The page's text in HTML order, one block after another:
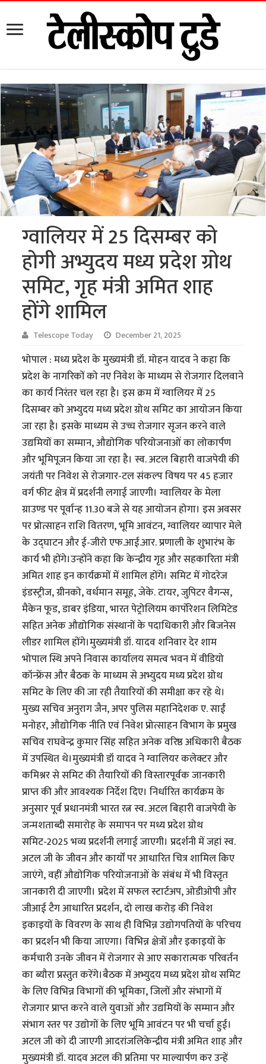
ग्वालियर में 25 दिसम्बर को
होगी अभ्युदय मध्य प्रदेश ग्रोथ
समिट, गृह मंत्री अमित शाह
होंगे शामिल
Telescope Today December 21, 2025
भोपाल : मध्य प्रदेश के मुख्यमंत्री डॉ. मोहन यादव ने कहा कि
प्रदेश के नागरिकों को नए निवेश के माध्यम से रोजगार दिलवाने
का कार्य निरंतर चल रहा है। इस क्रम में ग्वालियर में 25
दिसम्बर को अभ्युदय मध्य प्रदेश ग्रोथ समिट का आयोजन किया
जा रहा है। इसके माध्यम से उच्च रोजगार सृजन करने वाले
उद्यमियों का सम्मान, औद्योगिक परियोजनाओं का लोकार्पण
और भूमिपूजन किया जा रहा है। स्व. अटल बिहारी वाजपेयी की
जयंती पर निवेश से रोजगार-टल संकल्प विषय पर 45 हजार
वर्ग फीट क्षेत्र में प्रदर्शनी लगाई जाएगी। ग्वालियर के मेला
ग्राउण्ड पर पूर्वान्ह 11.30 बजे से यह आयोजन होगा। इस अवसर
पर प्रोत्साहन राशि वितरण, भूमि आवंटन, ग्वालियर व्यापार मेले
के उद्घाटन और ई-जीरो एफ.आई.आर. प्रणाली के शुभारंभ के
कार्य भी होंगे।उन्होंने कहा कि केन्द्रीय गृह और सहकारिता मंत्री
अमित शाह इन कार्यक्रमों में शामिल होंगे। समिट में गोदरेज
इंडस्ट्रीज, ग्रीनको, वर्धमान समूह, जेके. टायर, जुपिटर वैगन्स,
मैकेन फूड, डाबर इंडिया, भारत पेट्रोलियम कार्पोरेशन लिमिटेड
सहित अनेक औद्योगिक संस्थानों के पदाधिकारी और बिजनेस
लीडर शामिल होंगे।मुख्यमंत्री डॉ. यादव शनिवार देर शाम
भोपाल स्थि अपने निवास कार्यालय समत्व भवन में वीडियो
कॉन्फ्रेंस और बैठक के माध्यम से अभ्युदय मध्य प्रदेश ग्रोथ
समिट के लिए की जा रही तैयारियों की समीक्षा कर रहे थे।
मुख्य सचिव अनुराग जैन, अपर पुलिस महानिदेशक ए. साईं
मनोहर, औद्योगिक नीति एवं निवेश प्रोत्साहन विभाग के प्रमुख
सचिव राघवेन्द्र कुमार सिंह सहित अनेक वरिष्ठ अधिकारी बैठक
में उपस्थित थे।मुख्यमंत्री डॉ यादव ने ग्वालियर कलेक्टर और
कमिश्नर से समिट की तैयारियों की विस्तारपूर्वक जानकारी
प्राप्त की और आवश्यक निर्देश दिए। निर्धारित कार्यक्रम के
अनुसार पूर्व प्रधानमंत्री भारत रत्न स्व. अटल बिहारी वाजपेयी के
जन्मशताब्दी समारोह के समापन पर मध्य प्रदेश ग्रोथ
समिट-2025 भव्य प्रदर्शनी लगाई जाएगी। प्रदर्शनी में जहां स्व.
अटल जी के जीवन और कार्यों पर आधारित चित्र शामिल किए
जाएंगे, वहीं औद्योगिक परियोजनाओं के संबंध में भी विस्तृत
जानकारी दी जाएगी। प्रदेश में सफल स्टार्टअप, ओडीओपी और
जीआई टैग आधारित प्रदर्शन, दो लाख करोड़ की निवेश
इकाइयों के विवरण के साथ ही विभिन्न उद्योगपतियों के परिचय
का प्रदर्शन भी किया जाएगा। विभिन्न क्षेत्रों और इकाइयों के
कर्मचारी उनके जीवन में रोजगार से आए सकारात्मक परिवर्तन
का ब्यौरा प्रस्तुत करेंगे।बैठक में अभ्युदय मध्य प्रदेश ग्रोथ समिट
के लिए विभिन्न विभागों की भूमिका, जिलों और संभागों में
रोजगार प्राप्त करने वाले युवाओं और उद्यमियों के सम्मान और
संभाग स्तर पर उद्योगों के लिए भूमि आवंटन पर भी चर्चा हुई।
अटल जी को दी जाएगी आदरांजलिकेन्द्रीय मंत्री अमित शाह और
मुख्यमंत्री डॉ. यादव अटल की प्रतिमा पर माल्यार्पण कर उन्हें